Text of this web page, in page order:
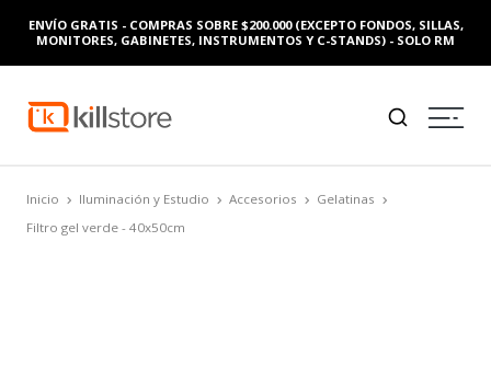
ENVÍO GRATIS - COMPRAS SOBRE $200.000 (EXCEPTO FONDOS, SILLAS,
MONITORES, GABINETES, INSTRUMENTOS Y C-STANDS) - SOLO RM
Inicio Iluminación y Estudio Accesorios
Gelatinas
Filtro gel verde - 40x50cm